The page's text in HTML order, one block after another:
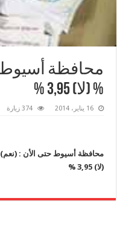
% (لا) 3,95 %
16 يناير، 2014 374 زيارة
محافظة أسيوط حتى الأن : (نعم) 94.4 %
(لا) 3,95 %